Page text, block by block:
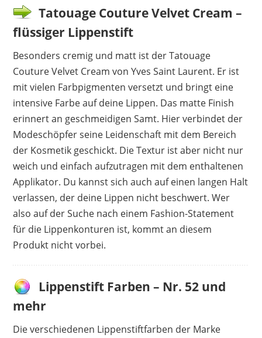
Tatouage Couture Velvet Cream –
flüssiger Lippenstift
Besonders cremig und matt ist der Tatouage
Couture Velvet Cream von Yves Saint Laurent. Er ist
mit vielen Farbpigmenten versetzt und bringt eine
intensive Farbe auf deine Lippen. Das matte Finish
erinnert an geschmeidigen Samt. Hier verbindet der
Modeschöpfer seine Leidenschaft mit dem Bereich
der Kosmetik geschickt. Die Textur ist aber nicht nur
weich und einfach aufzutragen mit dem enthaltenen
Applikator. Du kannst sich auch auf einen langen Halt
verlassen, der deine Lippen nicht beschwert. Wer
also auf der Suche nach einem Fashion-Statement
für die Lippenkonturen ist, kommt an diesem
Produkt nicht vorbei.
Lippenstift Farben – Nr. 52 und
mehr
Die verschiedenen Lippenstiftfarben der Marke